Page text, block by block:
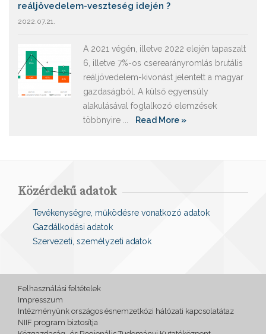
reáljövedelem-veszteség idején ?
2022.07.21.
A 2021 végén, illetve 2022 elején tapaszalt
6, illetve 7%-os cserearányromlás brutális
reáljövedelem-kivonást jelentett a magyar
gazdaságból. A külső egyensúly
alakulásával foglalkozó elemzések
többnyire ...
Read More »
Közérdekű adatok
Tevékenységre, működésre vonatkozó adatok
Gazdálkodási adatok
Szervezeti, személyzeti adatok
Felhasználási feltételek
Impresszum
Intézményünk országos ésnemzetközi hálózati kapcsolatátaz
NIIF program biztosítja